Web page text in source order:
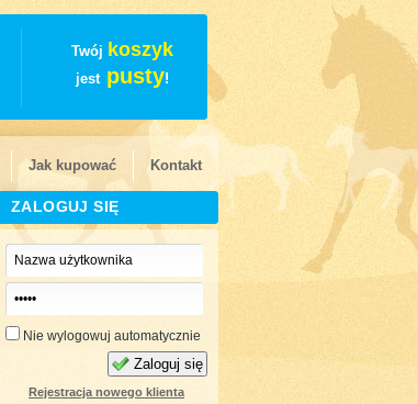
Jak kupować Kontakt
ZALOGUJ SIĘ
Nie wylogowuj automatycznie
Zaloguj się
Rejestracja nowego klienta
Twój koszyk
jestpusty!